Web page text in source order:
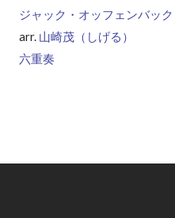
ジャック・オッフェンバック
arr. 山崎茂（しげる）
六重奏